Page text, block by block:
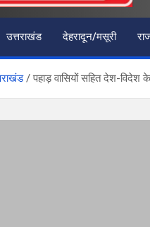
समाचार
उत्तराखंड देहरादून/मसूरी
पहाड़ वासियों सहित देश-विदेश